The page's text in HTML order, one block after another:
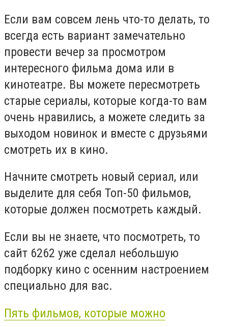
Если вам совсем лень что-то делать, то
всегда есть вариант замечательно
провести вечер за просмотром
интересного фильма дома или в
кинотеатре. Вы можете пересмотреть
старые сериалы, которые когда-то вам
очень нравились, а можете следить за
выходом новинок и вместе с друзьями
смотреть их в кино.
Начните смотреть новый сериал, или
выделите для себя Топ-50 фильмов,
которые должен посмотреть каждый.
Если вы не знаете, что посмотреть, то
сайт 6262 уже сделал небольшую
подборку кино с осенним настроением
специально для вас.
Пять фильмов, которые можно